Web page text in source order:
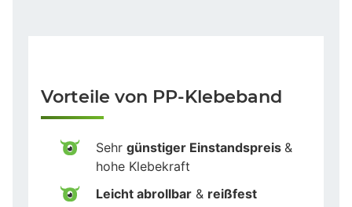
Vorteile von PP-Klebeband
Sehr günstiger Einstandspreis &
hohe Klebekraft
Leicht abrollbar & reißfest